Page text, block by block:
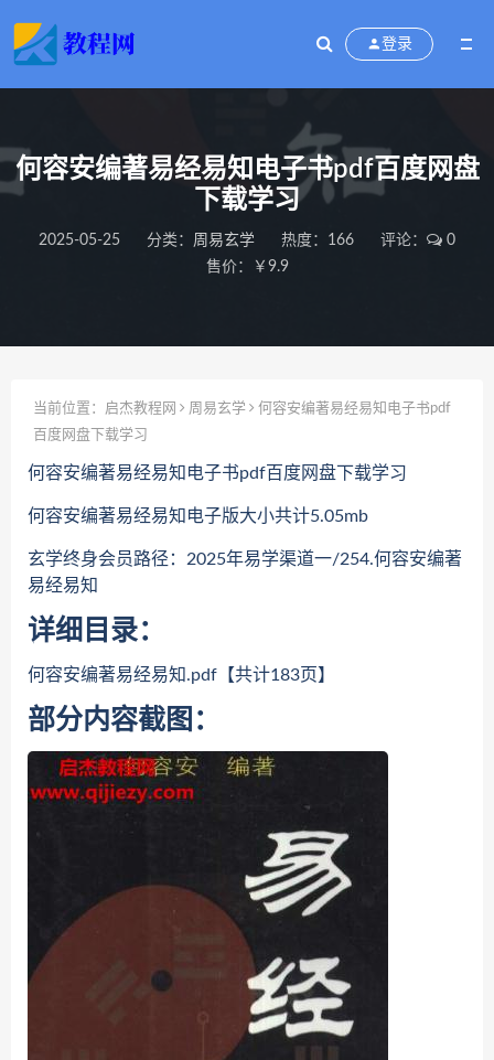
登录
何容安编著易经易知电子书pdf百度网盘
下载学习
2025-05-25 分类： 周易玄学 热度：166 评论：
0
售价：￥9.9
当前位置： 启杰教程网 周易玄学
何容安编著易经易知电子书pdf
百度网盘下载学习
何容安编著易经易知电子书pdf百度网盘下载学习
何容安编著易经易知电子版大小共计5.05mb
玄学终身会员路径：2025年易学渠道一/254.何容安编著
易经易知
详细目录：
何容安编著易经易知.pdf【共计183页】
部分内容截图：